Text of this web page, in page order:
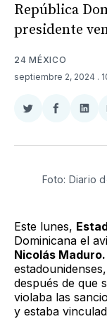
República
presidente
24 MÉXICO
septiembre 2, 2024 .
Compartir
Twitter
Foto: Diario
Este lunes,
Dominicana el
Nicolás Maduro.
después de que
violaba las
y estaba